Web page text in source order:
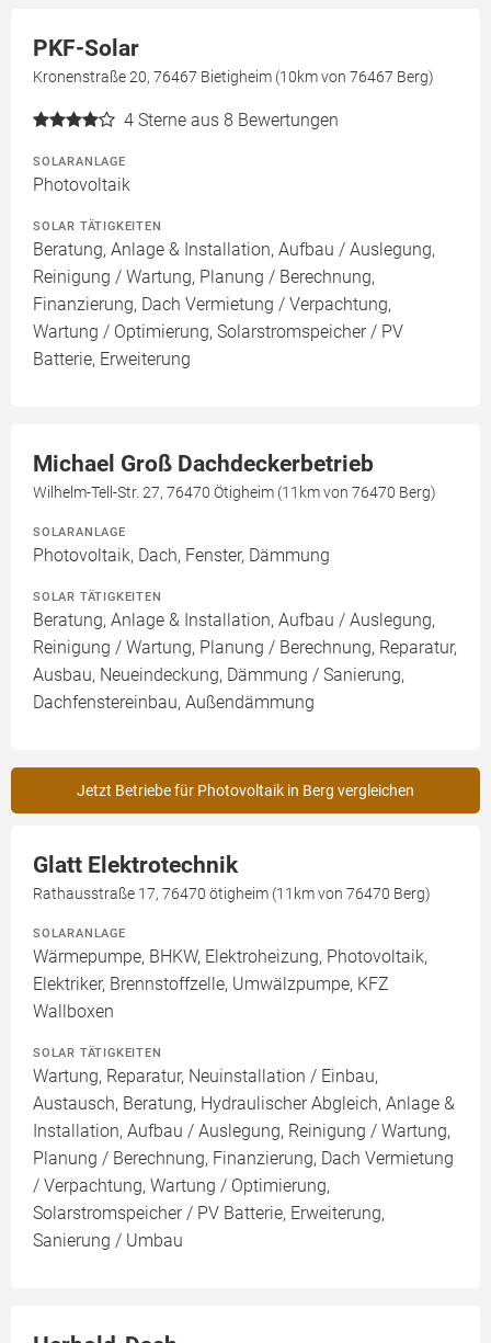
PKF-Solar
Kronenstraße 20, 76467 Bietigheim (10km von 76467 Berg)
4 Sterne aus 8 Bewertungen
SOLARANLAGE
Photovoltaik
SOLAR TÄTIGKEITEN
Beratung, Anlage & Installation, Aufbau / Auslegung,
Reinigung / Wartung, Planung / Berechnung,
Finanzierung, Dach Vermietung / Verpachtung,
Wartung / Optimierung, Solarstromspeicher / PV
Batterie, Erweiterung
Michael Groß Dachdeckerbetrieb
Wilhelm-Tell-Str. 27, 76470 Ötigheim (11km von 76470 Berg)
SOLARANLAGE
Photovoltaik, Dach, Fenster, Dämmung
SOLAR TÄTIGKEITEN
Beratung, Anlage & Installation, Aufbau / Auslegung,
Reinigung / Wartung, Planung / Berechnung, Reparatur,
Ausbau, Neueindeckung, Dämmung / Sanierung,
Dachfenstereinbau, Außendämmung
Jetzt Betriebe für Photovoltaik in Berg vergleichen
Glatt Elektrotechnik
Rathausstraße 17, 76470 ötigheim (11km von 76470 Berg)
SOLARANLAGE
Wärmepumpe, BHKW, Elektroheizung, Photovoltaik,
Elektriker, Brennstoffzelle, Umwälzpumpe, KFZ
Wallboxen
SOLAR TÄTIGKEITEN
Wartung, Reparatur, Neuinstallation / Einbau,
Austausch, Beratung, Hydraulischer Abgleich, Anlage &
Installation, Aufbau / Auslegung, Reinigung / Wartung,
Planung / Berechnung, Finanzierung, Dach Vermietung
/ Verpachtung, Wartung / Optimierung,
Solarstromspeicher / PV Batterie, Erweiterung,
Sanierung / Umbau